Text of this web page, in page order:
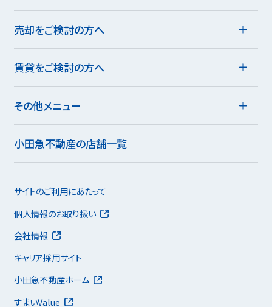
売却をご検討の方へ
賃貸をご検討の方へ
その他メニュー
小田急不動産の店舗一覧
サイトのご利用にあたって
個人情報のお取り扱い
会社情報
キャリア採用サイト
小田急不動産ホーム
すまいValue